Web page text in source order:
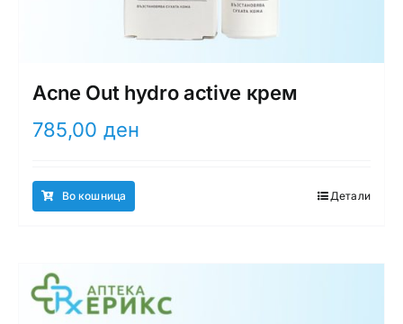
Acne Out hydro activе крем
785,00 ден
Во кошница Детали